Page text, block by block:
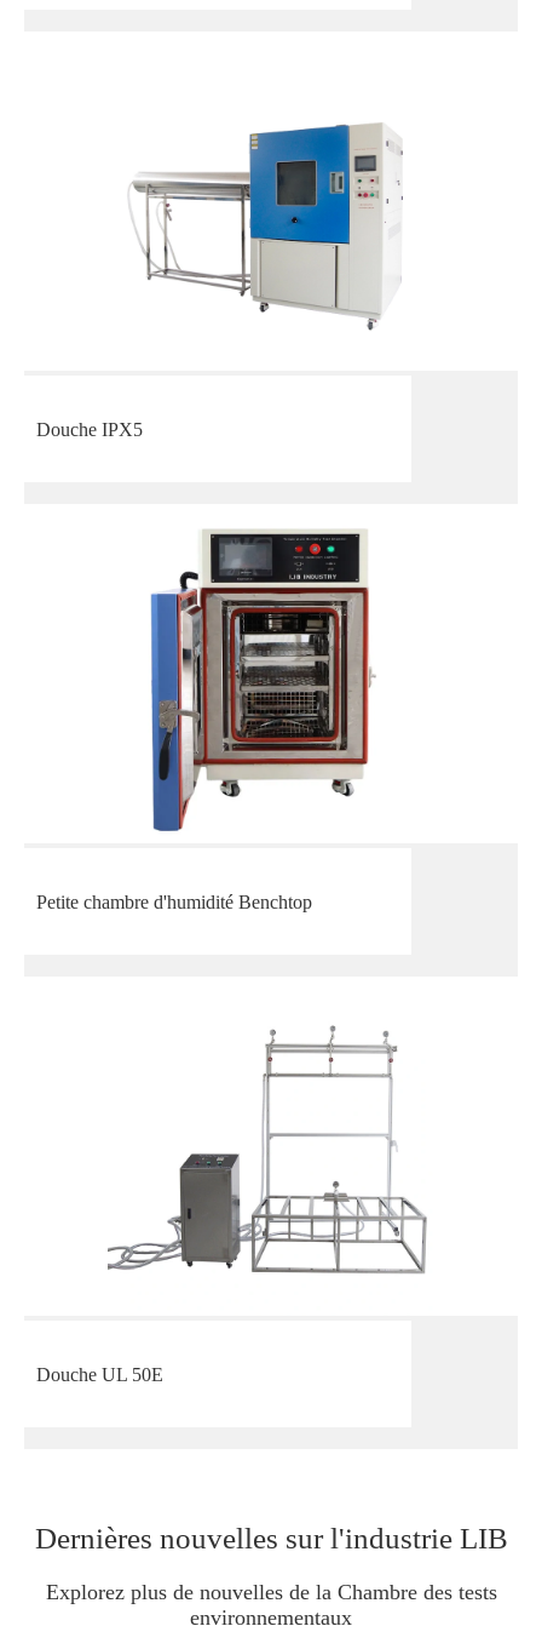
Douche IPX5
Petite chambre d'humidité Benchtop
Douche UL 50E
Dernières nouvelles sur l'industrie LIB
Explorez plus de nouvelles de la Chambre des tests
environnementaux